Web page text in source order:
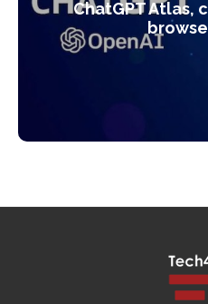
ChatGPT Atlas,